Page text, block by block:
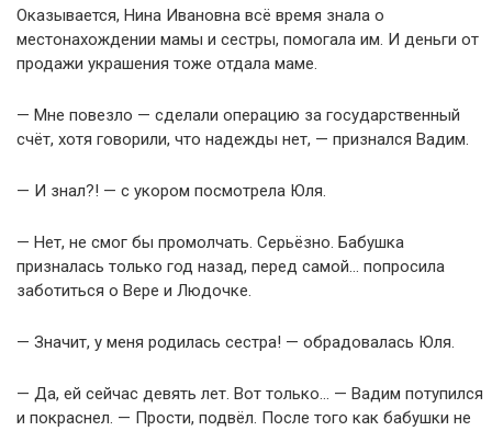
Оказывается, Нина Ивановна всё время знала о
местонахождении мамы и сестры, помогала им. И деньги от
продажи украшения тоже отдала маме.
— Мне повезло — сделали операцию за государственный
счёт, хотя говорили, что надежды нет, — признался Вадим.
— И знал?! — с укором посмотрела Юля.
— Нет, не смог бы промолчать. Серьёзно. Бабушка
призналась только год назад, перед самой… попросила
заботиться о Вере и Людочке.
— Значит, у меня родилась сестра! — обрадовалась Юля.
— Да, ей сейчас девять лет. Вот только… — Вадим потупился
и покраснел. — Прости, подвёл. После того как бабушки не